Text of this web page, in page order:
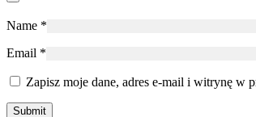
Name *
Email *
Zapisz moje dane, adres e-mail i witrynę w